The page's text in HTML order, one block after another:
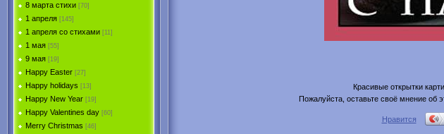
8 марта стихи [70]
1 апреля [145]
1 апреля со стихами [11]
1 мая [55]
9 мая [19]
Happy Easter [27]
Happy holidays [13]
Happy New Year [19]
Happy Valentines day [60]
Merry Christmas [46]
Красивые открытки
Пожалуйста, оставьте своё мнение об
Нравится